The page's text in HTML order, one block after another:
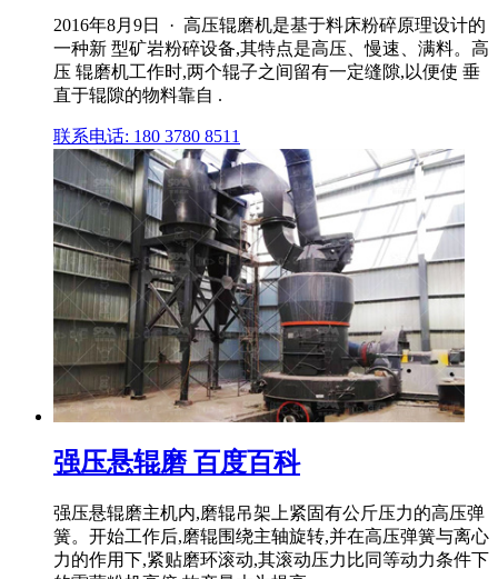
2016年8月9日 · 高压辊磨机是基于料床粉碎原理设计的
一种新 型矿岩粉碎设备,其特点是高压、慢速、满料。高
压 辊磨机工作时,两个辊子之间留有一定缝隙,以便使 垂
直于辊隙的物料靠自 .
联系电话: 180 3780 8511
强压悬辊磨 百度百科
强压悬辊磨主机内,磨辊吊架上紧固有公斤压力的高压弹
簧。开始工作后,磨辊围绕主轴旋转,并在高压弹簧与离心
力的作用下,紧贴磨环滚动,其滚动压力比同等动力条件下